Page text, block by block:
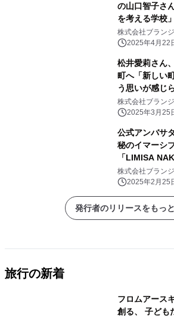
の山口智子さ
を考える学校
株式会社ブラン
2025年4月22
松井愛莉さん
町へ「新しい
う思いが感じ
「月刊 旅色」4
株式会社ブラン
2025年3月25
公式アンバサ
秘のイマーシ
「LIMISA
セプション」
株式会社ブラン
2025年2月25
発行者のリリースをもっ
旅行の新着
フロムアース
創る、 子ども